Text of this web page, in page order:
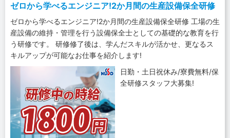
ゼロから学べるエンジニア!2か月間の生産設備保全研修
ゼロから学べるエンジニア!2か月間の生産設備保全研修 工場の生
産設備の維持・管理を行う設備保全士としての基礎的な教育を行
う研修です。 研修修了後は、学んだスキルが活かせ、更なるス
キルアップが可能なお仕事を紹介します!
日勤・土日祝休み/寮費無料/保
全研修スタッフ大募集!